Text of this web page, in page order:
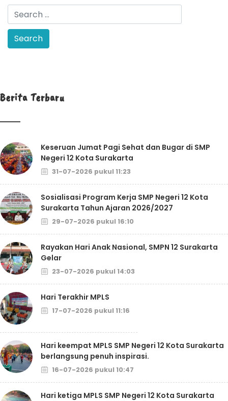
Berita Terbaru
Keseruan Jumat Pagi Sehat dan Bugar di SMP
Negeri 12 Kota Surakarta
31-07-2026 pukul 11:23
Sosialisasi Program Kerja SMP Negeri 12 Kota
Surakarta Tahun Ajaran 2026/2027
29-07-2026 pukul 16:10
Rayakan Hari Anak Nasional, SMPN 12 Surakarta
Gelar
23-07-2026 pukul 14:03
Hari Terakhir MPLS
17-07-2026 pukul 11:16
Hari keempat MPLS SMP Negeri 12 Kota Surakarta
berlangsung penuh inspirasi.
16-07-2026 pukul 10:47
Hari ketiga MPLS SMP Negeri 12 Kota Surakarta